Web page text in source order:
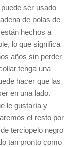
ser usado
de bolas de
hechos a
lo que significa
años sin perder
tenga una
hacer que las
en una lado.
le gustaría y
el resto por
terciopelo negro
tan pronto como